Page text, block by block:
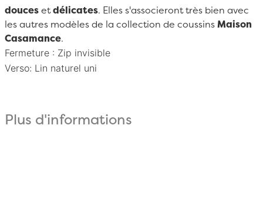
douces etdélicates. Elles s'associeront très bien avec
les autres modèles de la collection de coussins Maison
Casamance.
Fermeture : Zip invisible
Verso: Lin naturel uni
Plus d'informations